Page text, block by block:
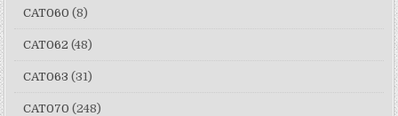
CAT060 (8)
CAT062 (48)
CAT063 (31)
CAT070 (248)